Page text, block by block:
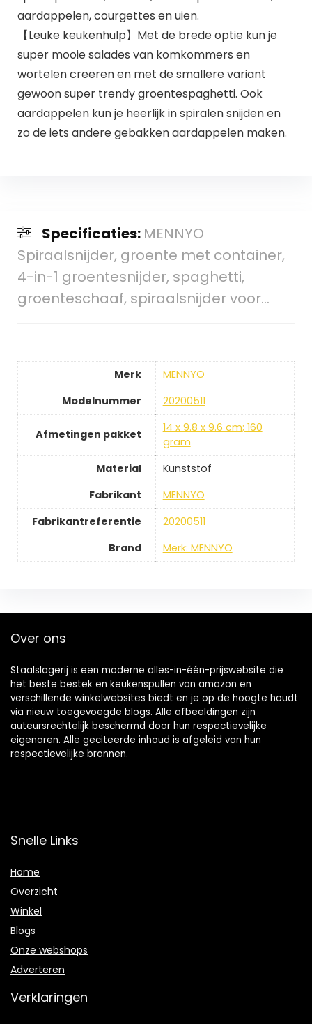
aardappelen, courgettes en uien.
【Leuke keukenhulp】Met de brede optie kun je
super mooie salades van komkommers en
wortelen creëren en met de smallere variant
gewoon super trendy groentespaghetti. Ook
aardappelen kun je heerlijk in spiralen snijden en
zo de iets andere gebakken aardappelen maken.
Specificaties: MENNYO
Spiraalsnijder, groente met container,
4-in-1 groentesnijder, spaghetti,
groenteschaaf, spiraalsnijder voor…
Merk
MENNYO
Modelnummer
20200511
Afmetingen pakket
14 x 9.8 x 9.6 cm; 160
gram
Material
Kunststof
Fabrikant
MENNYO
Fabrikantreferentie
20200511
Brand
Merk: MENNYO
Over ons
Staalslagerij is een moderne alles-in-één-prijswebsite die
het beste bestek en keukenspullen van amazon en
verschillende winkelwebsites biedt en je op de hoogte houdt
via nieuw toegevoegde blogs. Alle afbeeldingen zijn
auteursrechtelijk beschermd door hun respectievelijke
eigenaren. Alle geciteerde inhoud is afgeleid van hun
respectievelijke bronnen.
Snelle Links
Home
Overzicht
Winkel
Blogs
Onze webshops
Adverteren
Verklaringen